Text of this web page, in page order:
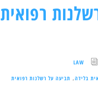
רפואית
LAW
בלידה, תביעה על רשלנות רפואית